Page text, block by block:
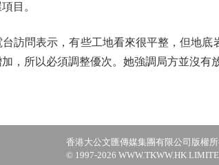
目。
問表示，有些工地看來很平整，但地底
，所以必須調整優次。她強調局方並沒有
香港大公文匯傳媒集團有限公司版權
© 1997-2026 WWW.TKWW.HK